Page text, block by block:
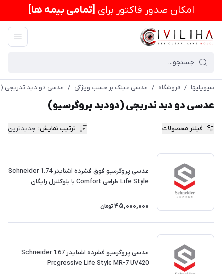
امكان صدور فاکتور برای [تمامی بیمه ها]
سیویلیها / فروشگاه / عدسی عینک بر حسب ویژگی / عدسی دو دید تدریجی
عدسی دو دید تدریجی (دودید پروگرسیو)
فیلتر محصولات ترتیب نمایش: جدیدترین
عدسی پروگرسیو فوق فشرده اشنایدر Schneider 1.74
Life Style طراحی Comfort با بلوکنترل رایگان
45,000,000 تومان
عدسی پروگرسیو فشرده اشنایدر 1.67 Schneider
Progressive Life Style MR-7 UV420